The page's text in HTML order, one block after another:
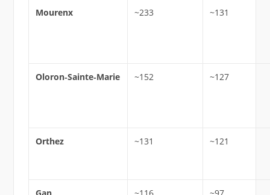
Mourenx ~233 ~131
Oloron‑Sainte‑Marie ~152 ~127
Orthez ~131 ~121